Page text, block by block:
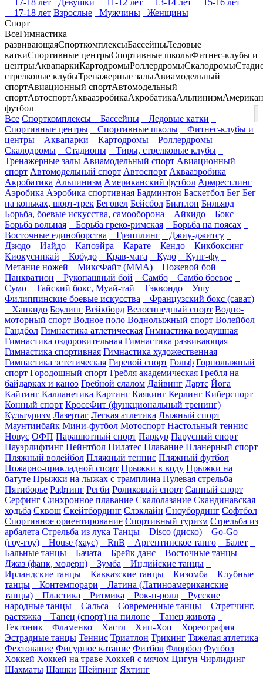
17-18 лет
Девушки 11-12 лет 13-14 лет
15-16 лет
17-18 лет Взрослые Мужчины
Женщины
Спорт
ВсеГимнастика
развивающаяСпорткомплексыБассейныЛедовые
каткиСпортивные центрыСпортивные школыФитнес-клубы и
центрыАквапаркиКартодромыРоллердромыСкалодромы
стрелковые клубыТренажерные залыАвиамодельный
спортАвиационный спортАвтомодельный
спортАвтоспортАквааэробикаАкробатикаАльпинизм
футбол
Все Спорткомплексы Бассейны
Ледовые катки
Спортивные центры
Спортивные школы
Фитнес-клубы и
центры
Аквапарки Картодромы
Роллердромы
Скалодромы
Стадионы
Тиры, стрелковые клубы
Тренажерные залы Авиамодельный спорт Авиационный
спорт Автомодельный спорт Автоспорт Аквааэробика
Акробатика Альпинизм Американский футбол Армрестлинг
Аэробика Аэробика спортивная Бадминтон Баскетбол Бег Бег
на коньках, шорт-трек Беговел Бейсбол Биатлон Бильярд
Борьба, боевые искусства, самооборона
Айкидо
Бокс
Борьба вольная
Борьба греко-римская
Борьба на поясах
Восточные единоборства
Грэпплинг
Джиу-джитсу
Дзюдо
Иайдо Капоэйра Карате Кендо
Кикбоксинг
Киокусинкай
Кобудо Крав-мага Кудо
Кунг-фу
Метание ножей
МиксФайт (ММА)
Ножевой бой
Панкратион
Рукопашный бой Самбо
Самбо боевое
Сумо
Тайский бокс, Муай-тай Тэквондо
Ушу
Филиппинские боевые искусства
Французский бокс (сават)
Хапкидо Боулинг Вейкборд Велосипедный спорт Водно-
моторный спорт Водное поло Воднолыжный спорт Волейбол
Гандбол Гимнастика атлетическая Гимнастика воздушная
Гимнастика оздоровительная Гимнастика развивающая
Гимнастика спортивная Гимнастика художественная
Гимнастика эстетическая Гиревой спорт Гольф Горнолыжный
спорт Городошный спорт Гребля академическая Гребля на
байдарках и каноэ Гребной слалом Дайвинг Дартс Йога
Кайтинг Калланетика Картинг Каякинг Керлинг Киберспорт
Конный спорт КроссФит (функциональный тренинг)
Культуризм Лазертаг Легкая атлетика Лыжный спорт
Маунтинбайк Мини-футбол Мотоспорт Настольный теннис
Новус ОФП Парашютный спорт Паркур Парусный спорт
Пауэрлифтинг Пейнтбол Пилатес Плавание Планерный спорт
Пляжный волейбол Пляжный теннис Пляжный футбол
Пожарно-прикладной спорт Прыжки в воду Прыжки на
батуте Прыжки на лыжах с трамплина Пулевая стрельба
Пятиборье Рафтинг Регби Роликовый спорт Санный спорт
Серфинг Синхронное плавание Скалолазание Скандинавская
ходьба Сквош Скейтбординг Слэклайн Сноубординг Софтбол
Спортивное ориентирование Спортивный туризм Стрельба из
арбалета Стрельба из лука Танцы Disco (диско)
Go-Go
(гоу-гоу)
House (хаус) RnB Аргентинское танго
Балет
Бальные танцы
Бачата Брейк данс
Восточные танцы
Джаз (фанк, модерн)
Зумба
Индийские танцы
Ирландские танцы
Кавказские танцы Кизомба
Клубные
танцы
Контемпорари
Латина (Латиноамериканские
танцы)
Пластика Ритмика Рок-н-ролл
Русские
народные танцы
Сальса Современные танцы
Стретчинг,
растяжка
Танец (спорт) на пилоне
Танец живота
Тектоник
Фламенко Хастл Хип-Хоп
Хореография
Эстрадные танцы Теннис Триатлон Трикинг Тяжелая атлетика
Фехтование Фигурное катание Фитбол Флорбол Футбол
Хоккей Хоккей на траве Хоккей с мячом Цигун Чирлидинг
Шахматы Шашки Шейпинг Яхтинг